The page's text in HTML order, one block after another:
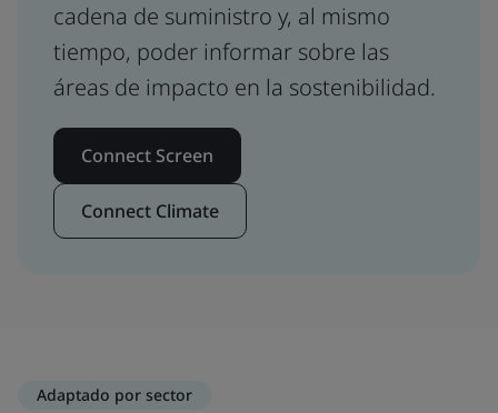
cadena de suministro y, al mismo
tiempo, poder informar sobre las
áreas de impacto en la sostenibilidad.
Connect Screen
Connect Climate
Adaptado por sector